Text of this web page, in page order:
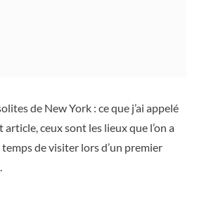
de New York : ce que j’ai appelé
article, ceux sont les lieux que l’on a
de visiter lors d’un premier